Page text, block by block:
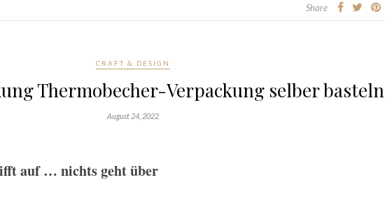
Share
CRAFT & DESIGN
Thermobecher-Verpackung selber basteln
August 24, 2022
auf … nichts geht über